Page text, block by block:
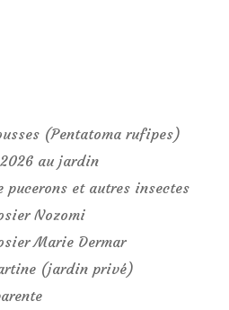
(Pentatoma rufipes)
au jardin
pucerons et autres insectes
Nozomi
Marie Dermar
(jardin privé)